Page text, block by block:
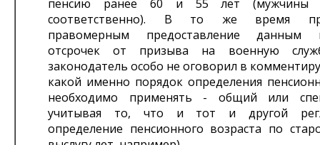
пенсию ранее 60 и 55 лет
соответственно). В то же время
правомерным предоставление данным
отсрочек от призыва на военную
законодатель особо не оговорил в
какой именно порядок определения
необходимо применять - общий или
учитывая то, что и тот и другой
определение пенсионного возраста по